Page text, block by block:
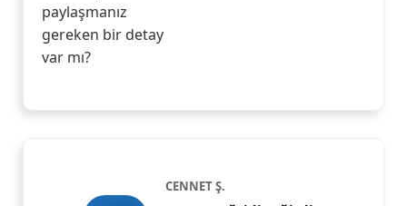
paylaşmanız
gereken bir detay
var mı?
CENNET Ş.